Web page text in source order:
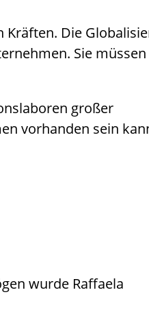
Die
Sie
großer
vorhanden sein
wurde Raffaela